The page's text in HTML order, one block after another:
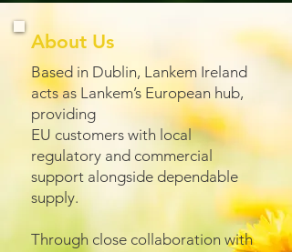
About Us
Based in Dublin, Lankem Ireland
acts as Lankem’s European hub,
providing
EU customers with local
regulatory and commercial
support alongside dependable
supply.
Through close collaboration with